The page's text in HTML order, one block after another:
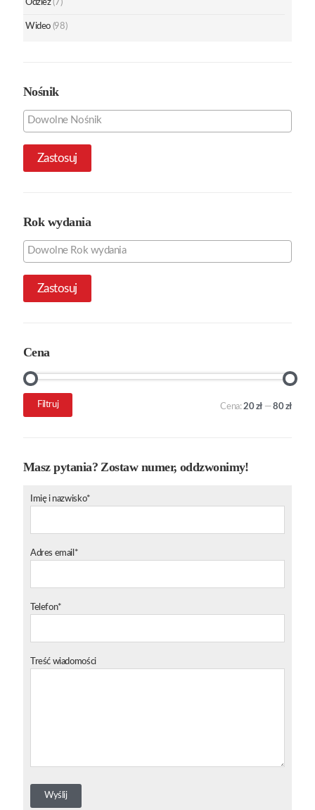
Odzież (7)
Wideo (98)
Nośnik
Zastosuj
Rok wydania
Zastosuj
Cena
Cena
Cena
Filtruj Cena:20 zł —80 zł
Masz pytania? Zostaw numer, oddzwonimy!
Imię i nazwisko*
Adres email*
Telefon*
Treść wiadomości